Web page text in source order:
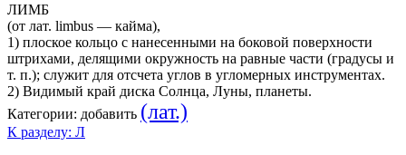
ЛИМБ
(от лат. limbus — кайма),
1) плоское кольцо с нанесенными на боковой поверхности
штрихами, делящими окружность на равные части (градусы и
т. п.); служит для отсчета углов в угломерных инструментах.
2) Видимый край диска Солнца, Луны, планеты.
Категории: добавить (лат.)
К разделу: Л